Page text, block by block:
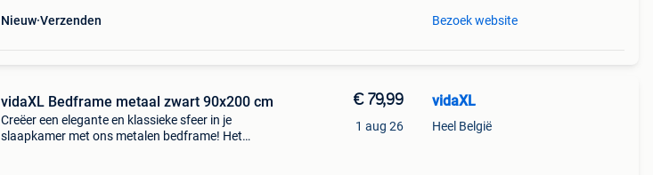
Nieuw Verzenden Bezoek website
vidaXL Bedframe metaal zwart 90x200 cm
Creëer een elegante en klassieke sfeer in je
slaapkamer met ons metalen bedframe! Het
€ 79,99
1 aug 26
vidaXL
Heel België